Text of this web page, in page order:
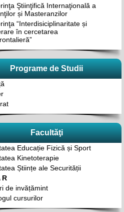
Ştiinţifică Internaţională a
și Masteranzilor
“Interdisiciplinaritate și
în cercetarea
Programe de Studii
Facultăţi
Educație Fizică și Sport
Kinetoterapie
Științe ale Securității
R
de invățămint
cursurilor